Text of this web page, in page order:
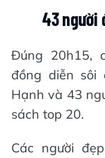
43 người
Đúng 20h15,
đồng diễn sôi
Hạnh và 43
sách top 20.
Các người